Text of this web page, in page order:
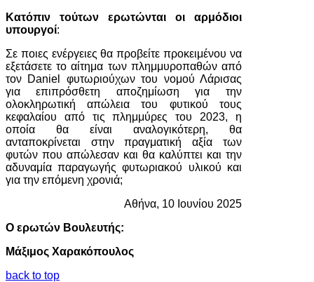
Κατόπιν τούτων ερωτώνται οι αρμόδιοι
υπουργοί:
Σε ποιες ενέργειες θα προβείτε προκειμένου να
εξετάσετε το αίτημα των πλημμυροπαθών από
τον Daniel φυτωριούχων του νομού Λάρισας
για επιπρόσθετη αποζημίωση για την
ολοκληρωτική απώλεια του φυτικού τους
κεφαλαίου από τις πλημμύρες του 2023, η
οποία θα είναι αναλογικότερη, θα
ανταποκρίνεται στην πραγματική αξία των
φυτών που απώλεσαν και θα καλύπτει και την
αδυναμία παραγωγής φυτωριακού υλικού και
για την επόμενη χρονιά;
Αθήνα, 10 Ιουνίου 2025
Ο ερωτών Βουλευτής:
Μάξιμος Χαρακόπουλος
back to top